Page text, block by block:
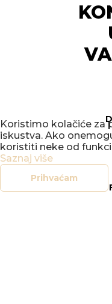
Koristimo kolačiće za
iskustva. Ako
koristiti neke od
Saznaj više
Prihvaćam